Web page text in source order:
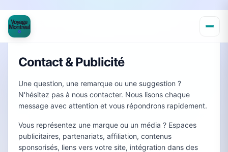
Contact & Publicité
Une question, une remarque ou une suggestion ?
N'hésitez pas à nous contacter. Nous lisons chaque
message avec attention et vous répondrons rapidement.
Vous représentez une marque ou un média ? Espaces
publicitaires, partenariats, affiliation, contenus
sponsorisés, liens vers votre site, intégration dans des